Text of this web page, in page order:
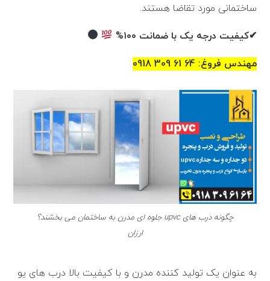
ساختمانی مورد تقاضا هستند.
✔کیفیت درجه یک با ضمانت ۱۰۰%
مهندس فروغ: 64 61 309 0918
چگونه درب های upvc جلوه ای مدرن به ساختمان می بخشند؟
ارزان
به عنوان یک تولید کننده مدرن و با کیفیت بالا درب های یو